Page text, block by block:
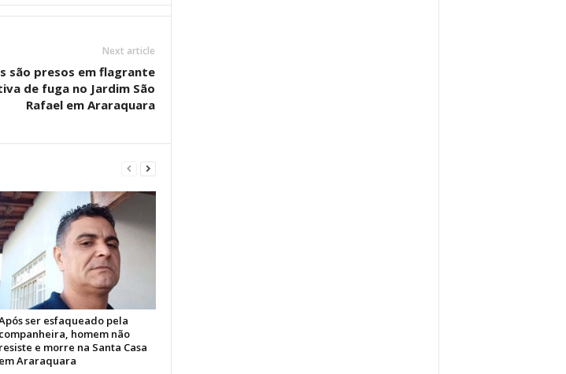
Next article
são presos em flagrante
de fuga no Jardim São
Rafael em Araraquara
ser esfaqueado pela
companheira, homem não
resiste e morre na Santa Casa
em Araraquara